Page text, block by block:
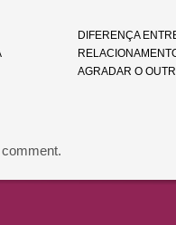
DIFERENÇA
AGRADAR O